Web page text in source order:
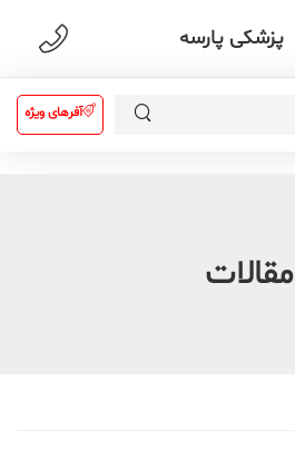
پزشکی پارسه
آفرهای ویژه
مقالات